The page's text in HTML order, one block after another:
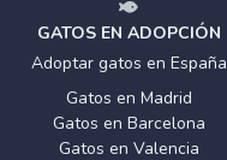
GATOS EN ADOPCIÓN
Adoptar gatos en España
Gatos en Madrid
Gatos en Barcelona
Gatos en Valencia